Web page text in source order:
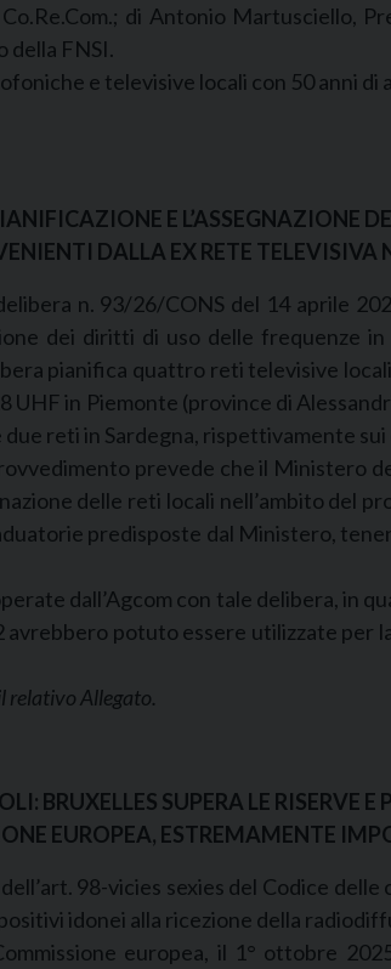
di Antonio Martusciello,
della FNSI.
e televisive locali con 50 anni di
E L’ASSEGNAZIONE
DALLA EX RETE TELEVISIVA
n. 93/26/CONS del 14 aprile
dei diritti di uso delle frequenze
pianifica quattro reti televisive
in Piemonte (province di
reti in Sardegna, rispettivamente sui
prevede che il
delle reti locali nell’ambito del
predisposte dal Ministero,
dall’Agcom con tale delibera, in
potuto essere utilizzate
relativo Allegato.
BRUXELLES SUPERA LE
EUROPEA, ESTREMAMENTE
98-vicies sexies del Codice
idonei alla ricezione della
europea, il 1° ottobre